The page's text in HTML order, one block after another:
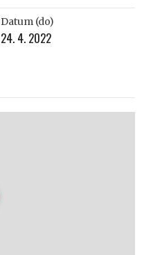
Datum (do)
24. 4. 2022